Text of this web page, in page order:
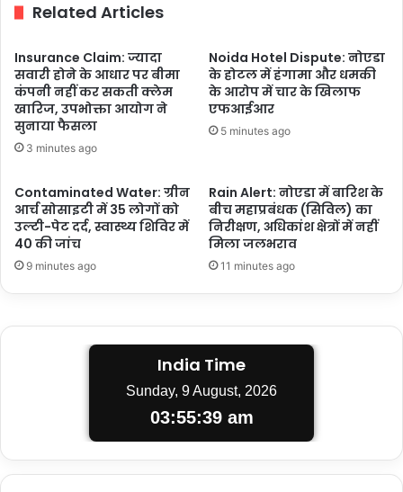
बरामद
Related Articles
Insurance Claim: ज्यादा
सवारी होने के आधार पर बीमा
कंपनी नहीं कर सकती क्लेम
खारिज, उपभोक्ता आयोग ने
सुनाया फैसला
3 minutes ago
Noida Hotel Dispute: नोएडा
के होटल में हंगामा और धमकी
के आरोप में चार के खिलाफ
एफआईआर
5 minutes ago
Contaminated Water: ग्रीन
आर्च सोसाइटी में 35 लोगों को
उल्टी-पेट दर्द, स्वास्थ्य शिविर में
40 की जांच
9 minutes ago
Rain Alert: नोएडा में बारिश के
बीच महाप्रबंधक (सिविल) का
निरीक्षण, अधिकांश क्षेत्रों में नहीं
मिला जलभराव
11 minutes ago
India Time
Sunday, 9 August, 2026
03:55:39 am